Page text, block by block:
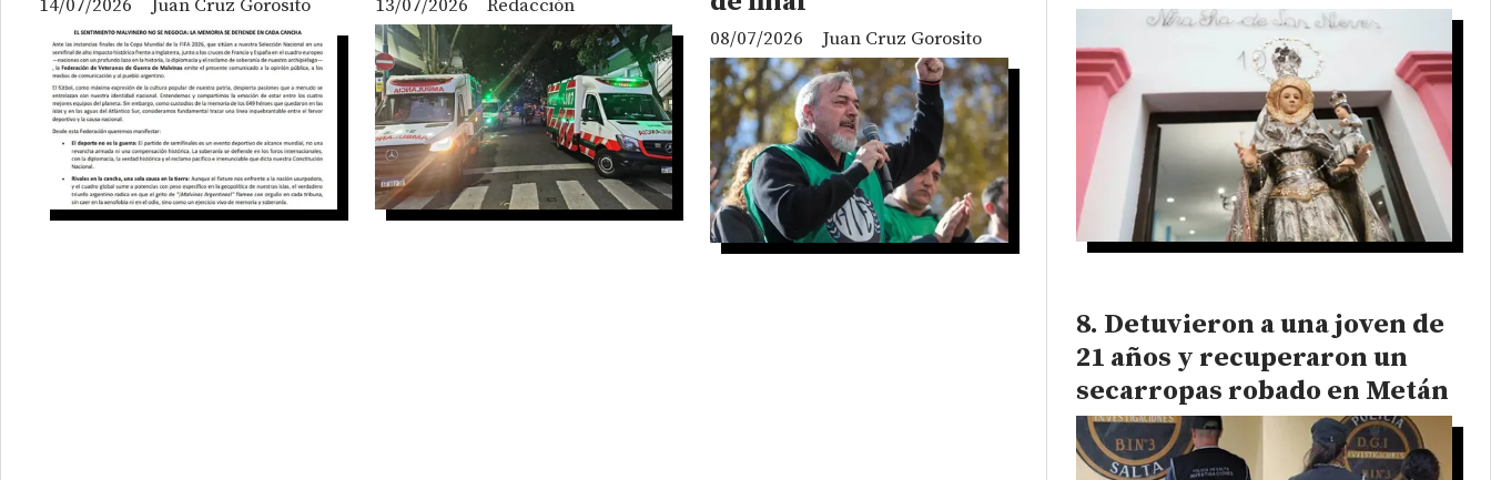
Juan Cruz Gorosito
14/07/2026 Redacción
13/07/2026
Juan Cruz Gorosito
08/07/2026
Detuvieron a una joven de
21 años y recuperaron un
secarropas robado en Metán